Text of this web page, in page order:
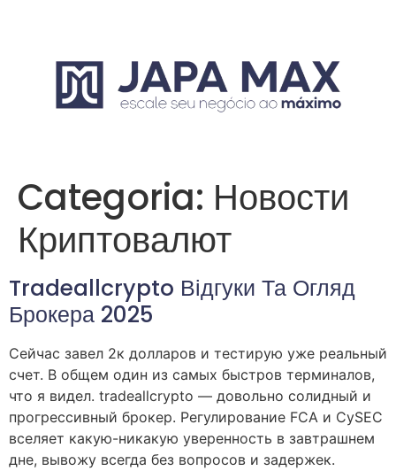
Categoria: Новости
Криптовалют
Tradeallcrypto Відгуки Та Огляд
Брокера 2025
Сейчас завел 2к долларов и тестирую уже реальный
счет. В общем один из самых быстров терминалов,
что я видел. tradeallcrypto — довольно солидный и
прогрессивный брокер. Регулирование FCA и CySEC
вселяет какую-никакую уверенность в завтрашнем
дне, вывожу всегда без вопросов и задержек.